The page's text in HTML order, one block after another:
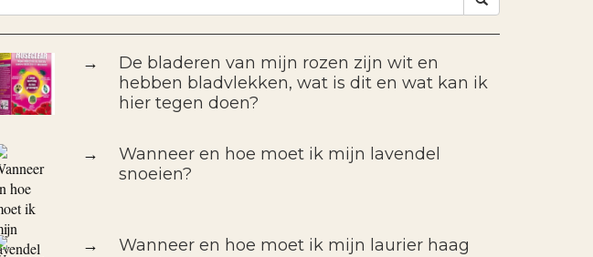
→
De bladeren van mijn rozen zijn wit en
hebben bladvlekken, wat is dit en wat kan ik
hier tegen doen?
→
Wanneer en hoe moet ik mijn lavendel
snoeien?
→
Wanneer en hoe moet ik mijn laurier haag